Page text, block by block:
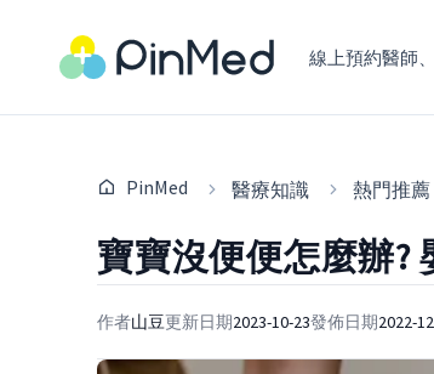
線上預約醫師
PinMed 醫療知識 熱門推薦
寶寶沒便便怎麼辦?
作者山豆更新日期2023-10-23發佈日期2022-